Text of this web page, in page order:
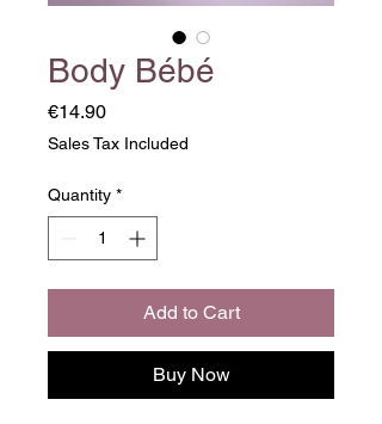
Body Bébé
€14.90Price
Sales Tax Included
Quantity *
Add to Cart
Buy Now